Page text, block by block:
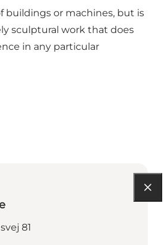
buildings or machines, but is
sculptural work that does
in any particular
81